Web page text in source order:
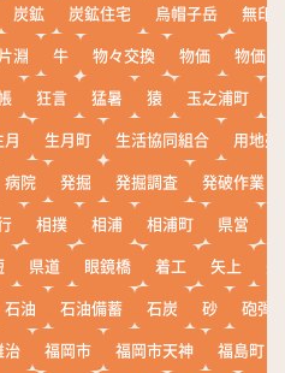
炭鉱 炭鉱住宅 烏帽子岳
無印
片淵 牛 物々交換 物価
物価高
狂言 猛暑 猿 玉之浦町
生月町 生活協同組合
用地売
病院 発掘 発掘調査
発破作業
相撲 相浦 相浦町 県営
県道 眼鏡橋 着工 矢上
石油 石油備蓄 石炭 砂
砲弾
治 福岡市 福岡市天神
福島町